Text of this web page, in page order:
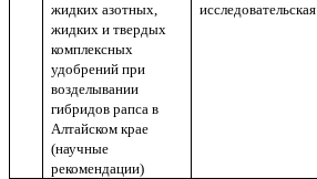
жидких азотных,
жидких и твердых
комплексных
удобрений при
возделывании
гибридов рапса в
Алтайском крае
(научные
рекомендации)
исследовательская